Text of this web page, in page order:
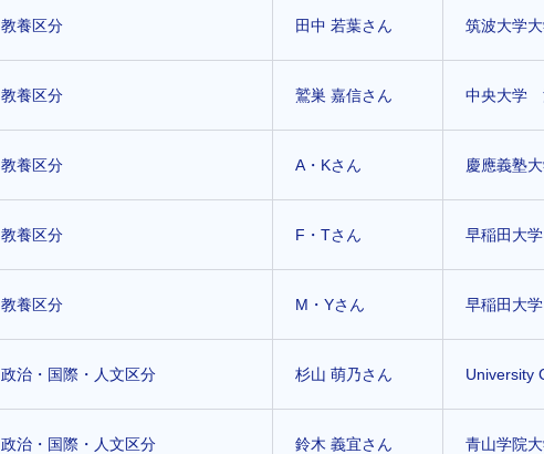
教養区分 田中 若葉さん 筑波大学
教養区分 鷲巣 嘉信さん 中央大学
教養区分 A・Kさん 慶應義塾
教養区分 F・Tさん 早稲田大
教養区分 M・Yさん 早稲田大
政治・国際・人文区分 杉山 萌乃さん University
政治・国際・人文区分 鈴木 義宜さん 青山学院